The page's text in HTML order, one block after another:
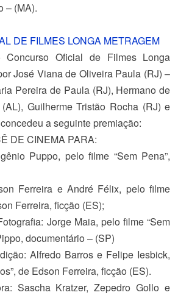
– (MA).
DE FILMES LONGA METRAGEM
Oficial de Filmes Longa
José Viana de Oliveira Paula (RJ) –
Pereira de Paula (RJ), Hermano de
Guilherme Tristão Rocha (RJ) e
a seguinte premiação:
DE CINEMA PARA:
Puppo, pelo filme “Sem Pena”,
Ferreira e André Félix, pelo filme
Ferreira, ficção (ES);
: Jorge Maia, pelo filme “Sem
documentário – (SP)
: Alfredo Barros e Felipe Iesbick,
de Edson Ferreira, ficção (ES).
: Sascha Kratzer, Zepedro Gollo e